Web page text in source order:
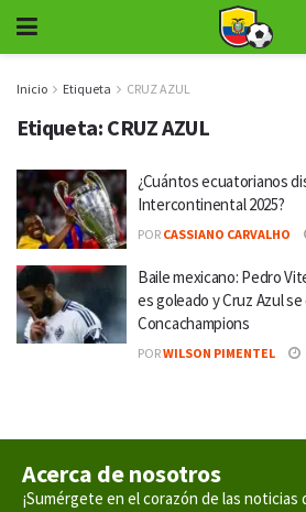
Inicio Etiqueta CRUZ AZUL
Etiqueta: CRUZ AZUL
¿Cuántos ecuatorianos
Intercontinental 2025?
POR CASSIANO CARVALHO
Baile mexicano: Pedro
es goleado y Cruz Azul
Concachampions
PORWILSON PIMENTEL
Acerca de nosotros
¡Sumérgete en el corazón de las